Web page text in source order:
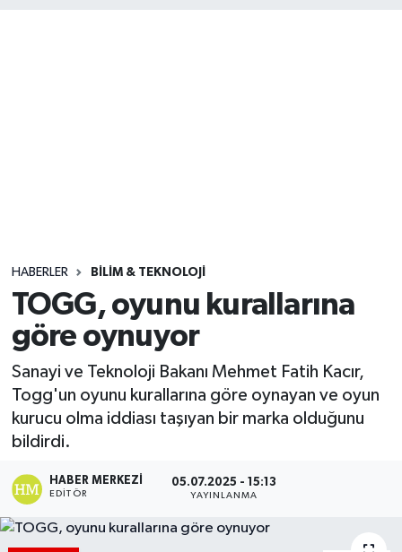
HABERLER BILIM & TEKNOLOJI
TOGG, oyunu kurallarına
göre oynuyor
Sanayi ve Teknoloji Bakanı Mehmet Fatih Kacır,
Togg'un oyunu kurallarına göre oynayan ve oyun
kurucu olma iddiası taşıyan bir marka olduğunu
bildirdi.
HABER MERKEZI
EDITÖR
05.07.2025 - 15:13
YAYINLANMA
Yaşam